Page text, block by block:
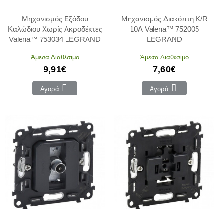
Μηχανισμός Εξόδου
Καλώδιου Χωρίς Ακροδέκτες
Valena™ 753034 LEGRAND
Άμεσα Διαθέσιμο
9,91€
Αγορά
Μηχανισμός Διακόπτη K/R
10Α Valena™ 752005
LEGRAND
Άμεσα Διαθέσιμο
7,60€
Αγορά